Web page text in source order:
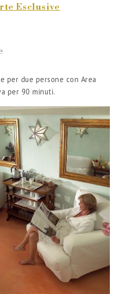
Esclusive
per due persone con Area
per 90 minuti.